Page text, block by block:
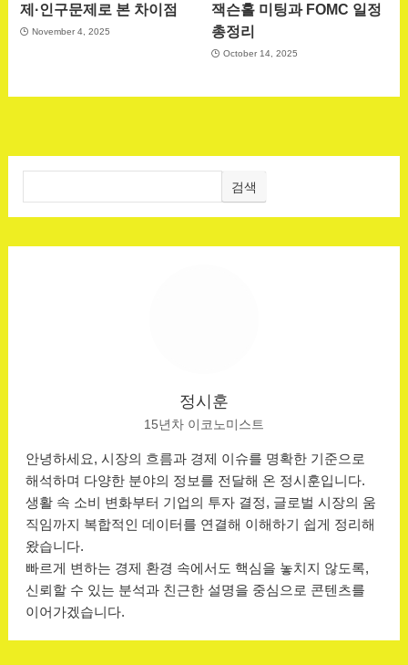
제·인구문제로 본 차이점
November 4, 2025
잭슨홀 미팅과 FOMC 일정
총정리
October 14, 2025
검색
정시훈
15년차 이코노미스트
안녕하세요, 시장의 흐름과 경제 이슈를 명확한 기준으로
해석하며 다양한 분야의 정보를 전달해 온 정시훈입니다.
생활 속 소비 변화부터 기업의 투자 결정, 글로벌 시장의 움
직임까지 복합적인 데이터를 연결해 이해하기 쉽게 정리해
왔습니다.
빠르게 변하는 경제 환경 속에서도 핵심을 놓치지 않도록,
신뢰할 수 있는 분석과 친근한 설명을 중심으로 콘텐츠를
이어가겠습니다.